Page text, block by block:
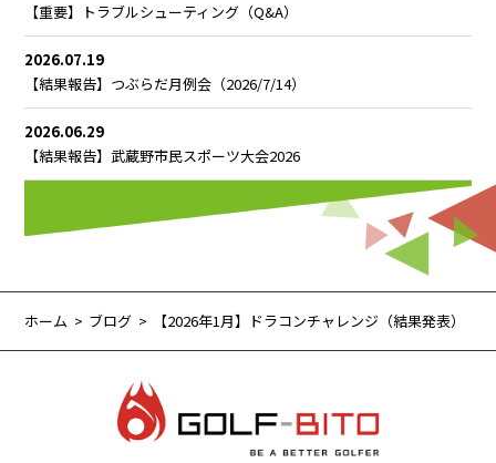
【重要】トラブルシューティング（Q&A）
2026.07.19
【結果報告】つぶらだ月例会（2026/7/14）
2026.06.29
【結果報告】武蔵野市民スポーツ大会2026
ホーム ブログ 【2026年1月】ドラコンチャレンジ（結果発表）